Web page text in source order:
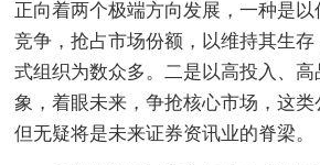
正向着两个极端方向发展，一种是
竞争，抢占市场份额，以维持其生
式组织为数众多。二是以高投入、
象，着眼未来，争抢核心市场，这类
但无疑将是未来证券资讯业的脊梁。